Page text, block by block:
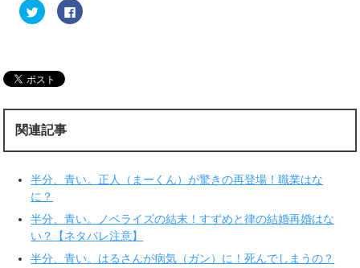
ク
リ
w
i
e
r
で
有
新
し
い
ウ
ィ
ン
ド
ウ
で
開
F
a
す
ク
ク
だ
さ
い
新
関連記事
半分、青い。正人（まーくん）が驚きの再登場！職業はな
に？
半分、青い。ノベライズの結末！すずめと律の結婚再婚はな
い？【ネタバレ注意】
半分、青い。はるさんが病気（ガン）に！死んでしまうの？